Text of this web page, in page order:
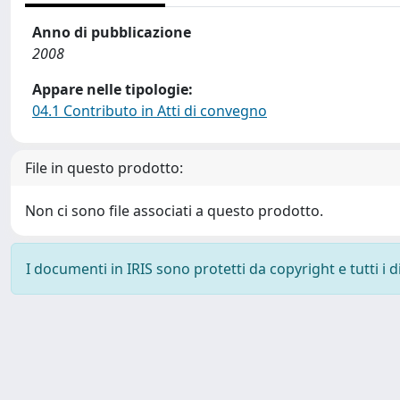
Anno di pubblicazione
2008
Appare nelle tipologie:
04.1 Contributo in Atti di convegno
File in questo prodotto:
Non ci sono file associati a questo prodotto.
I documenti in IRIS sono protetti da copyright e tutti i